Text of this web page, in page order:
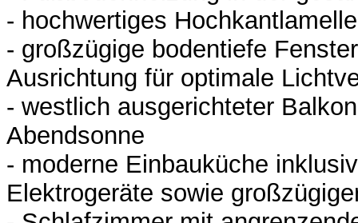
- hochwertiges
- großzügige bodentiefe
Ausrichtung für optimale
- westlich ausgerichteter
Abendsonne
- moderne Einbauküche
Elektrogeräte sowie